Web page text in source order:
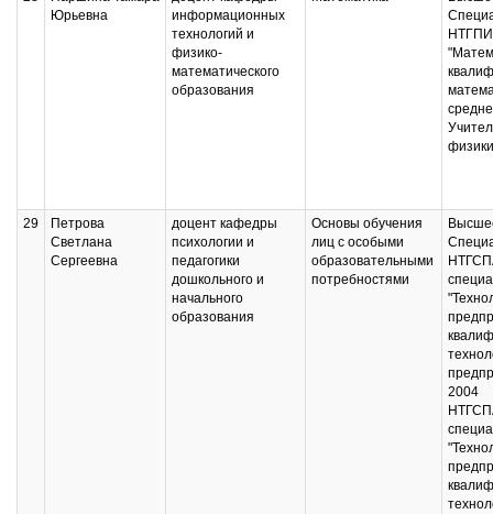
Юрьевна
информационных
технологий и
физико-
математического
образования
29
Петрова
Светлана
Сергеевна
доцент кафедры
психологии и
педагогики
дошкольного и
начального
образования
Основы обучения
лиц с особыми
образовательными
потребностями
2004